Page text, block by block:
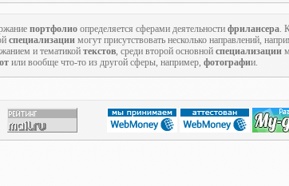
портфолио определяется сферами деятельности фрилансера.
специализации могут присутствовать несколько направлений,
и тематикой текстов, среди второй основной специализации
или вообще что-то из другой сферы, например, фотографии.